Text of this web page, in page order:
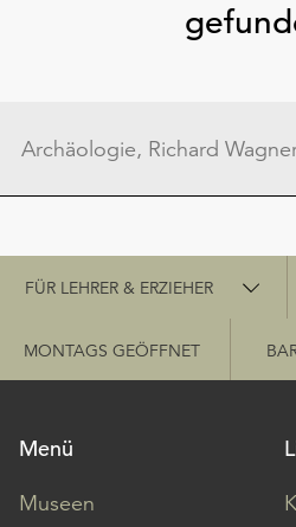
Schnellzugriff
FÜR LEHRER & ERZIEHER
MONTAGS GEÖFFNET
Menü
Museen